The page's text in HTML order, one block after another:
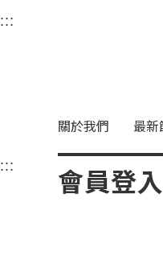
衛武營國
中央內容區塊，為本頁主要內
:::
關於我們 最新
::: 中央內容區塊，為本
會員登入